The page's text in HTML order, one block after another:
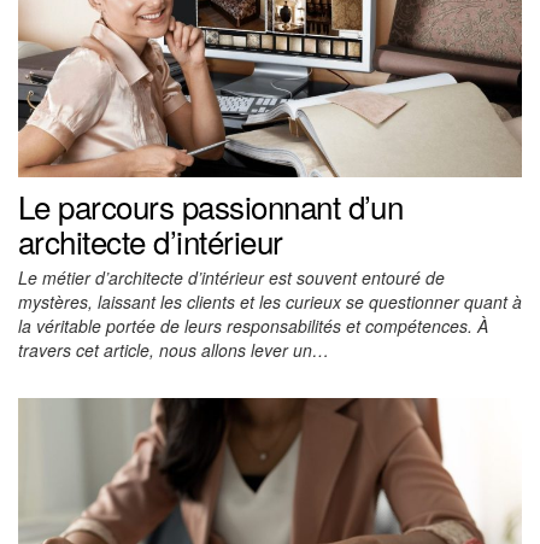
Le parcours passionnant d’un
architecte d’intérieur
Le métier d’architecte d’intérieur est souvent entouré de
mystères, laissant les clients et les curieux se questionner quant à
la véritable portée de leurs responsabilités et compétences. À
travers cet article, nous allons lever un…